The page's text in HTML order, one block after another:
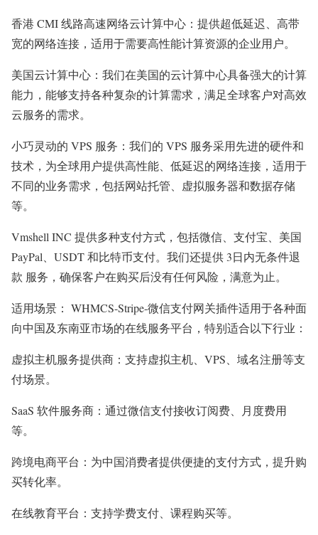
香港 CMI 线路高速网络云计算中心：提供超低延迟、高带
宽的网络连接，适用于需要高性能计算资源的企业用户。
美国云计算中心：我们在美国的云计算中心具备强大的计算
能力，能够支持各种复杂的计算需求，满足全球客户对高效
云服务的需求。
小巧灵动的 VPS 服务：我们的 VPS 服务采用先进的硬件和
技术，为全球用户提供高性能、低延迟的网络连接，适用于
不同的业务需求，包括网站托管、虚拟服务器和数据存储
等。
Vmshell INC 提供多种支付方式，包括微信、支付宝、美国
PayPal、USDT 和比特币支付。我们还提供 3日内无条件退
款 服务，确保客户在购买后没有任何风险，满意为止。
适用场景： WHMCS-Stripe-微信支付网关插件适用于各种面
向中国及东南亚市场的在线服务平台，特别适合以下行业：
虚拟主机服务提供商：支持虚拟主机、VPS、域名注册等支
付场景。
SaaS 软件服务商：通过微信支付接收订阅费、月度费用
等。
跨境电商平台：为中国消费者提供便捷的支付方式，提升购
买转化率。
在线教育平台：支持学费支付、课程购买等。